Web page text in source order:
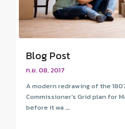
Blog Post
ก.ย. 08, 2017
A modern redrawing of the
Commissioner's Grid plan for
before it wa...